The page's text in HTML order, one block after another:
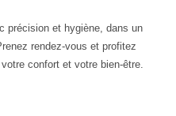
précision et hygiène, dans un
rendez-vous et profitez
confort et votre bien-être.